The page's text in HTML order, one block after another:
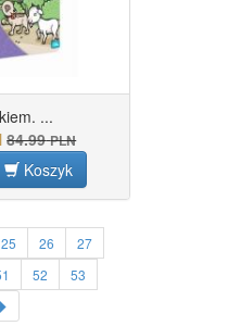
...
84.99 PLN
Koszyk
25 26
27
52
53